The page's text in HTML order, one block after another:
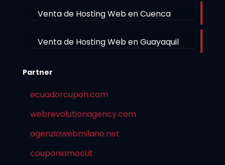
Venta de Hosting Web en Cuenca
Venta de Hosting Web en Guayaquil
Partner
ecuadorcupon.com
webrevolutionagency.com
agenziawebmilano.net
couponiamoci.it